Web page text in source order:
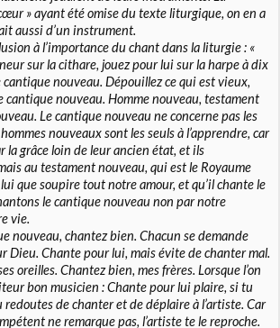
» ayant été omise du texte liturgique, on en a
aussi d’un instrument.
à l’importance du chant dans la liturgie : «
sur la cithare, jouez pour lui sur la harpe à dix
cantique nouveau. Dépouillez ce qui est vieux,
cantique nouveau. Homme nouveau, testament
Le cantique nouveau ne concerne pas les
nouveaux sont les seuls à l’apprendre, car
la grâce loin de leur ancien état, et ils
au testament nouveau, qui est le Royaume
que soupire tout notre amour, et qu’il chante le
le cantique nouveau non par notre
vie.
nouveau, chantez bien. Chacun se demande
Dieu. Chante pour lui, mais évite de chanter mal.
oreilles. Chantez bien, mes frères. Lorsque l’on
bon musicien : Chante pour lui plaire, si tu
de chanter et de déplaire à l’artiste. Car
ne remarque pas, l’artiste te le reproche.